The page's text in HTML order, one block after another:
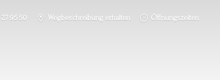
27 95 50 Wegbeschreibung erhalten Öffnungszeiten